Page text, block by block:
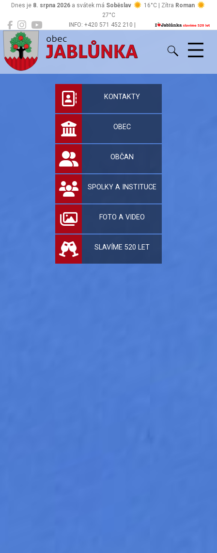
INFO: +420 571 452 210 |
Dnes je 8. srpna 2026 a svátek má Soběslav 16°C | Zítra Roman
27°C
Jablůnka
Oficiální stránky
KONTAKTY
OBEC
OBČAN
SPOLKY A INSTITUCE
FOTO A VIDEO
SLAVÍME 520 LET